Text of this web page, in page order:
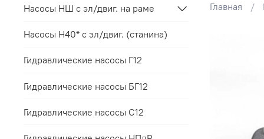
Главная
Насосы НШ с эл/двиг. на раме
Насосы Н40* c эл/двиг. (станина)
Гидравлические насосы Г12
Гидравлические насосы БГ12
Гидравлические насосы С12